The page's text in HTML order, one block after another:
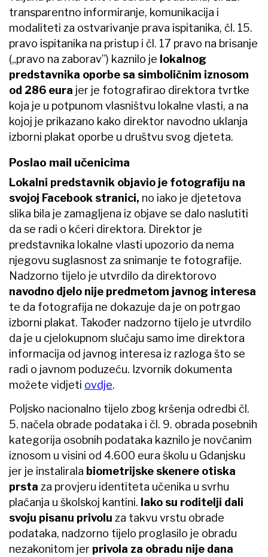
transparentno informiranje, komunikacija i
modaliteti za ostvarivanje prava ispitanika, čl. 15.
pravo ispitanika na pristup i čl. 17 pravo na brisanje
(„pravo na zaborav”) kaznilo je lokalnog
predstavnika oporbe sa simboličnim iznosom
od 286 eura jer je fotografirao direktora tvrtke
koja je u potpunom vlasništvu lokalne vlasti, a na
kojoj je prikazano kako direktor navodno uklanja
izborni plakat oporbe u društvu svog djeteta.
Poslao mail učenicima
Lokalni predstavnik objavio je fotografiju na
svojoj Facebook stranici, no iako je djetetova
slika bila je zamagljena iz objave se dalo naslutiti
da se radi o kćeri direktora. Direktor je
predstavnika lokalne vlasti upozorio da nema
njegovu suglasnost za snimanje te fotografije.
Nadzorno tijelo je utvrdilo da direktorovo
navodno djelo nije predmetom javnog interesa
te da fotografija ne dokazuje da je on potrgao
izborni plakat. Također nadzorno tijelo je utvrdilo
da je u cjelokupnom slučaju samo ime direktora
informacija od javnog interesa iz razloga što se
radi o javnom poduzeću. Izvornik dokumenta
možete vidjeti ovdje.
Poljsko nacionalno tijelo zbog kršenja odredbi čl.
5. načela obrade podataka i čl. 9. obrada posebnih
kategorija osobnih podataka kaznilo je novčanim
iznosom u visini od 4.600 eura školu u Gdanjsku
jer je instalirala biometrijske skenere otiska
prsta za provjeru identiteta učenika u svrhu
plaćanja u školskoj kantini. Iako su roditelji dali
svoju pisanu privolu za takvu vrstu obrade
podataka, nadzorno tijelo proglasilo je obradu
nezakonitom jer privola za obradu nije dana